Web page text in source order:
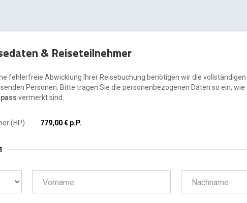
& Reiseteilnehmer
fehlerfreie Abwicklung Ihrer Reisebuchung benötigen wir die
Personen. Bitte tragen Sie die personenbezogenen Daten so ein,
vermerkt sind.
(HP) 779,00 € p.P.